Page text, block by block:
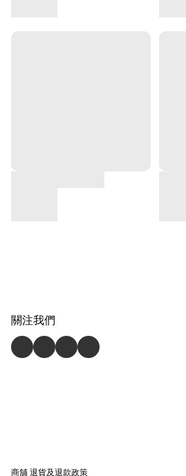
關注我們
商舖退貨及退款政策